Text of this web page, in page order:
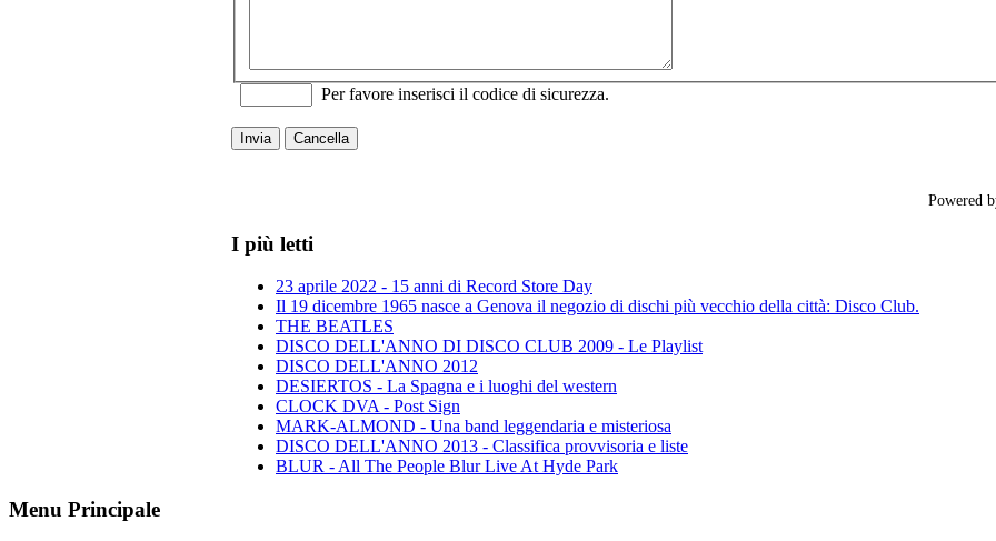
Per favore inserisci il codice di sicurezza.
Invia Cancella
Powered
I più letti
23 aprile 2022 - 15 anni di Record Store Day
Il 19 dicembre 1965 nasce a Genova il negozio di dischi più vecchio della città: Disco Club.
THE BEATLES
DISCO DELL'ANNO DI DISCO CLUB 2009 - Le Playlist
DISCO DELL'ANNO 2012
DESIERTOS - La Spagna e i luoghi del western
CLOCK DVA - Post Sign
MARK-ALMOND - Una band leggendaria e misteriosa
DISCO DELL'ANNO 2013 - Classifica provvisoria e liste
BLUR - All The People Blur Live At Hyde Park
Menu Principale